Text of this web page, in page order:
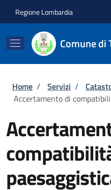
Regione Lombardia
Comune di
Briciole di
Home / Servizi /
Accertamento di